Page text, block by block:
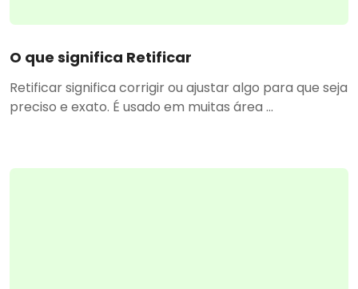
O que significa Retificar
Retificar significa corrigir ou ajustar algo para que seja
preciso e exato. É usado em muitas área ...